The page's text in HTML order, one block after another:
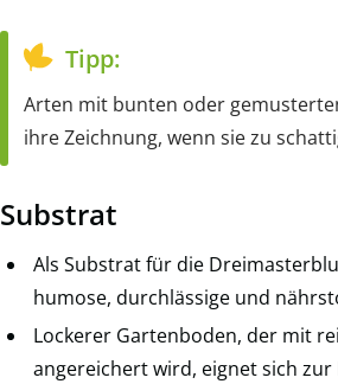
Tipp:
Arten mit bunten oder
ihre Zeichnung, wenn sie zu
Substrat
Als Substrat für die
humose, durchlässige und
Lockerer Gartenboden, der mit
angereichert wird, eignet sich